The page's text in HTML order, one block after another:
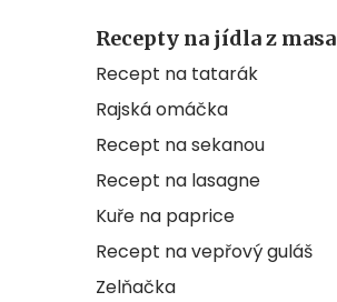
Recepty na jídla z masa
Recept na tatarák
Rajská omáčka
Recept na sekanou
Recept na lasagne
Kuře na paprice
Recept na vepřový guláš
Zelňačka